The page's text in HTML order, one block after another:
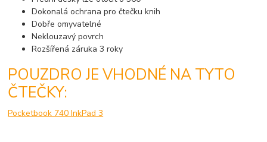
Dokonalá ochrana pro čtečku knih
Dobře omyvatelné
Neklouzavý povrch
Rozšířená záruka 3 roky
POUZDRO JE VHODNÉ NA TYTO
ČTEČKY:
Pocketbook 740 InkPad 3